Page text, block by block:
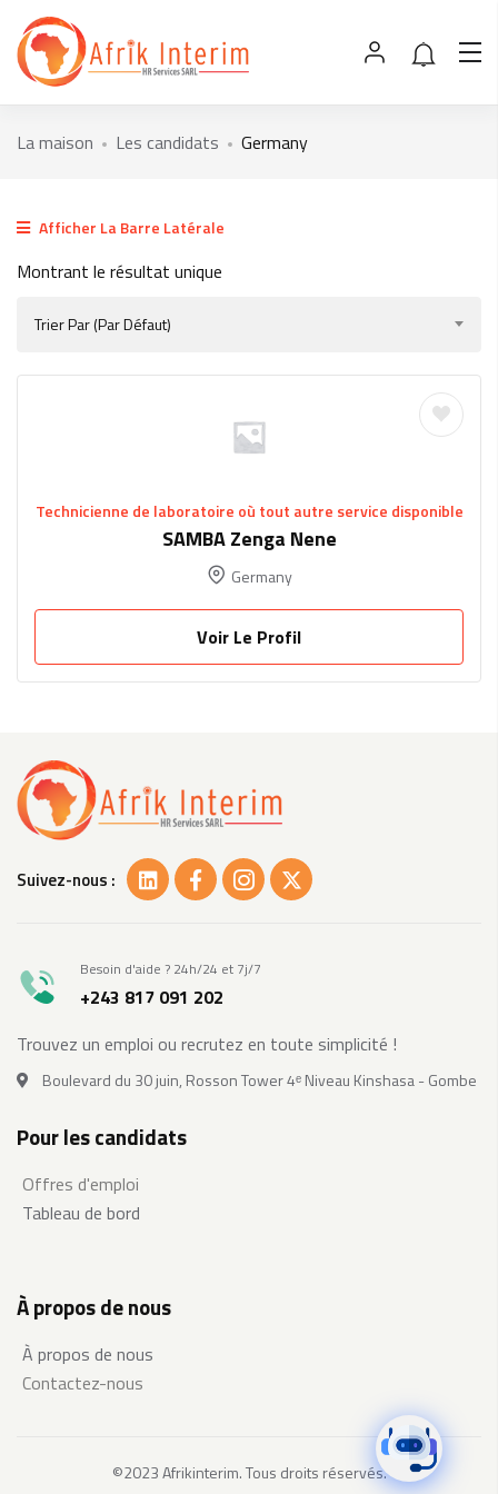
La maison Les candidats Germany
Afficher La Barre Latérale
Montrant le résultat unique
Trier Par (par Défaut)
Technicienne de laboratoire où tout autre service disponible
SAMBA Zenga Nene
Germany
Voir Le Profil
Suivez-nous :
Besoin d'aide ? 24h/24 et 7j/7
+243 817 091 202
Trouvez un emploi ou recrutez en toute simplicité !
Boulevard du 30 juin, Rosson Tower 4ᵉ Niveau Kinshasa - Gombe
Pour les candidats
Offres d'emploi
Tableau de bord
À propos de nous
À propos de nous
Contactez-nous
©2023 Afrikinterim. Tous droits réservés.